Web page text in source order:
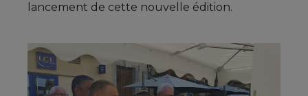
lancement de cette nouvelle édition.